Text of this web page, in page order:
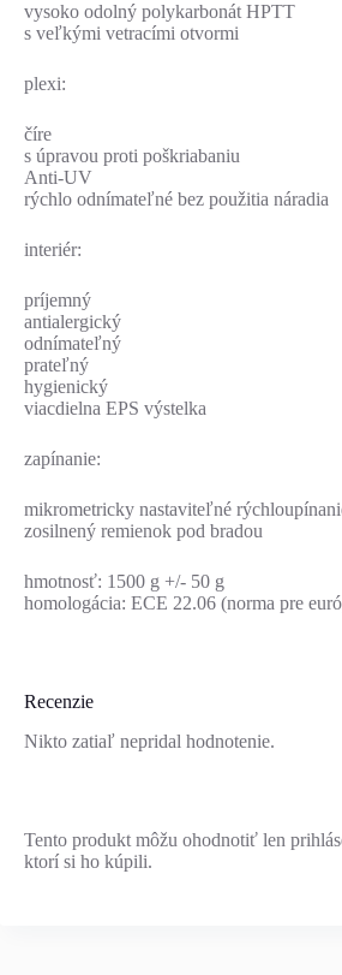
vysoko odolný polykarbonát HPTT
s veľkými vetracími otvormi
plexi:
číre
s úpravou proti poškriabaniu
Anti-UV
rýchlo odnímateľné bez použitia náradia
interiér:
príjemný
antialergický
odnímateľný
prateľný
hygienický
viacdielna EPS výstelka
zapínanie:
mikrometricky nastaviteľné
zosilnený remienok pod bradou
hmotnosť: 1500 g +/- 50 g
homologácia: ECE 22.06 (norma pre
Recenzie
Nikto zatiaľ nepridal hodnotenie.
Tento produkt môžu ohodnotiť len
ktorí si ho kúpili.